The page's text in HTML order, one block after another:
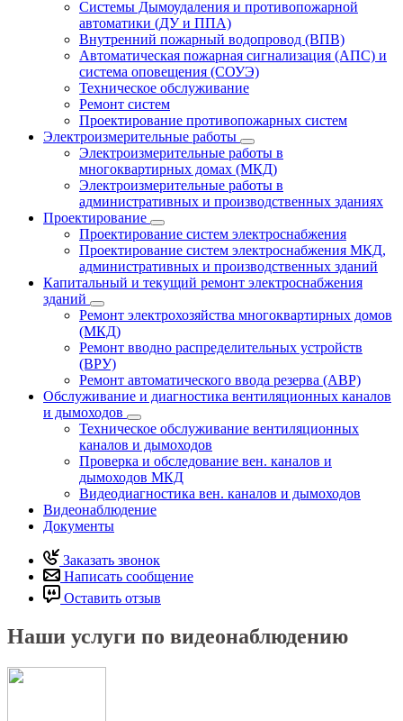
Системы Дымоудаления и противопожарной
автоматики (ДУ и ППА)
Внутренний пожарный водопровод (ВПВ)
Автоматическая пожарная сигнализация (АПС) и
система оповещения (СОУЭ)
Техническое обслуживание
Ремонт систем
Проектирование противопожарных систем
Электроизмерительные работы
Электроизмерительные работы в
многоквартирных домах (МКД)
Электроизмерительные работы в
административных и производственных зданиях
Проектирование
Проектирование систем электроснабжения
Проектирование систем электроснабжения МКД,
административных и производственных зданий
Капитальный и текущий ремонт электроснабжения
зданий
Ремонт электрохозяйства многоквартирных домов
(МКД)
Ремонт вводно распределительных устройств
(ВРУ)
Ремонт автоматического ввода резерва (АВР)
Обслуживание и диагностика вентиляционных каналов
и дымоходов
Техническое обслуживание вентиляционных
каналов и дымоходов
Проверка и обследование вен. каналов и
дымоходов МКД
Видеодиагностика вен. каналов и дымоходов
Видеонаблюдение
Документы
Заказать звонок
Написать сообщение
Оставить отзыв
Наши услуги по видеонаблюдению